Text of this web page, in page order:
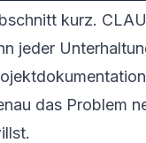
kurz.
jeder
das Problem